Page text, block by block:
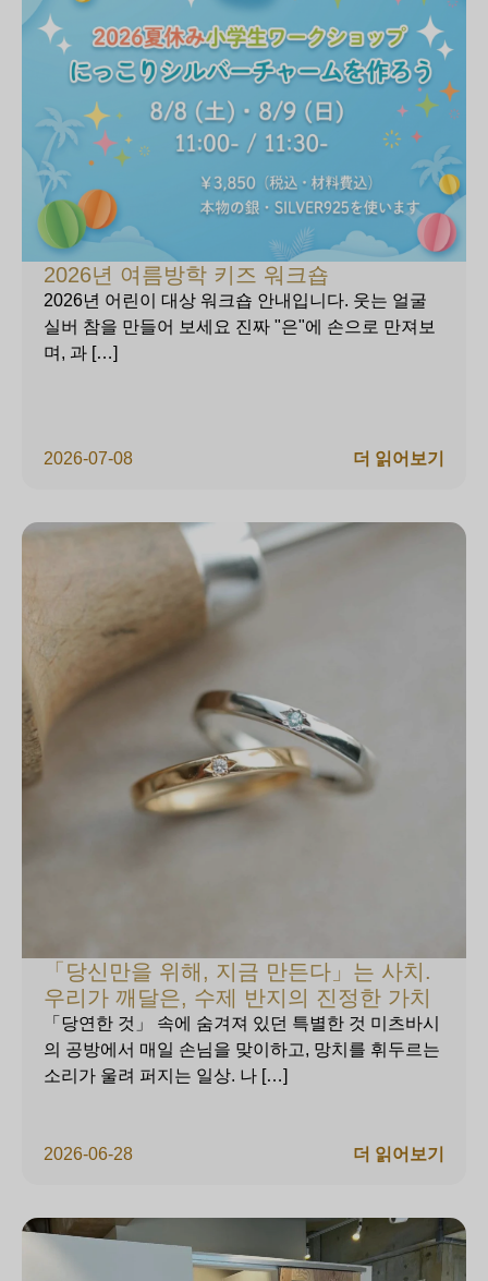
2026년 여름방학 키즈 워크숍
2026-07-08
2026년 어린이 대상 워크숍 안내입니다. 웃는 얼굴
실버 참을 만들어 보세요 진짜 "은"에 손으로 만져보
며, 과 […]
더 읽어보기
「당신만을 위해, 지금 만든다」는 사치.
우리가 깨달은, 수제 반지의 진정한 가치
2026-06-28
「당연한 것」 속에 숨겨져 있던 특별한 것 미츠바시
의 공방에서 매일 손님을 맞이하고, 망치를 휘두르는
소리가 울려 퍼지는 일상. 나 […]
더 읽어보기